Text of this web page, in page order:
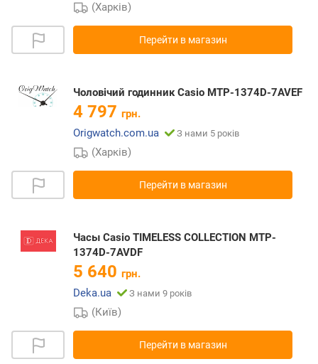
(Харків)
Перейти в магазин
Чоловічий годинник Casio MTP-1374D-7AVEF
4 797 грн.
Origwatch.com.ua
З нами 5 років
(Харків)
Перейти в магазин
Часы Casio TIMELESS COLLECTION MTP-
1374D-7AVDF
5 640 грн.
Deka.ua
З нами 9 років
(Київ)
Перейти в магазин